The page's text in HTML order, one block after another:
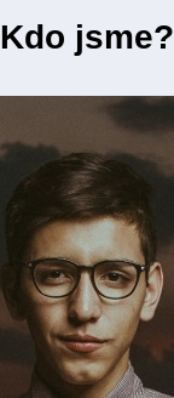
Kdo jsme?